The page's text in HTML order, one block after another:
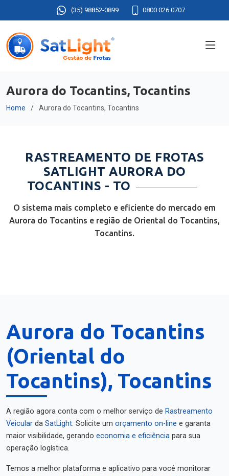
(35) 98852-0899 0800 026 0707
Aurora do Tocantins, Tocantins
Home Aurora do Tocantins, Tocantins
RASTREAMENTO DE FROTAS
SATLIGHT AURORA DO
TOCANTINS - TO
O sistema mais completo e eficiente do mercado em
Aurora do Tocantins e região de Oriental do Tocantins,
Tocantins.
Aurora do Tocantins
(Oriental do
Tocantins), Tocantins
A região agora conta com o melhor serviço de Rastreamento
Veicular da SatLight. Solicite um orçamento on-line e garanta
maior visibilidade, gerando economia e eficiência para sua
operação logística.
Temos a melhor plataforma e aplicativo para você monitorar